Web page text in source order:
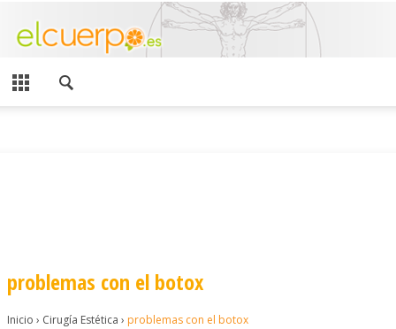
problemas con el botox
Inicio › Cirugía Estética › problemas con el botox